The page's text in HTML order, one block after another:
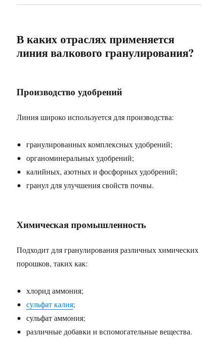
В каких отраслях применяется
линия валкового гранулирования?
Производство удобрений
Линия широко используется для производства:
гранулированных комплексных удобрений;
органоминеральных удобрений;
калийных, азотных и фосфорных удобрений;
гранул для улучшения свойств почвы.
Химическая промышленность
Подходит для гранулирования различных химических
порошков, таких как:
хлорид аммония;
сульфат калия;
сульфат аммония;
различные добавки и вспомогательные вещества.